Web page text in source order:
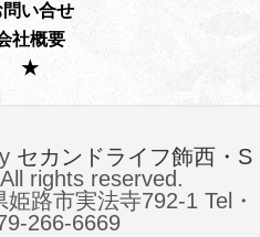
問い合せ
社概要
★
セカンドライフ飾西・S
rights reserved.
路市実法寺792-1 Tel・
266-6669